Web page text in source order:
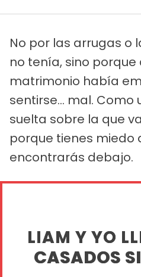
No por las arrugas o
no tenía, sino
matrimonio había
sentirse... mal.
suelta sobre la que
porque tienes miedo
encontrarás debajo.
LIAM Y YO
CASADOS